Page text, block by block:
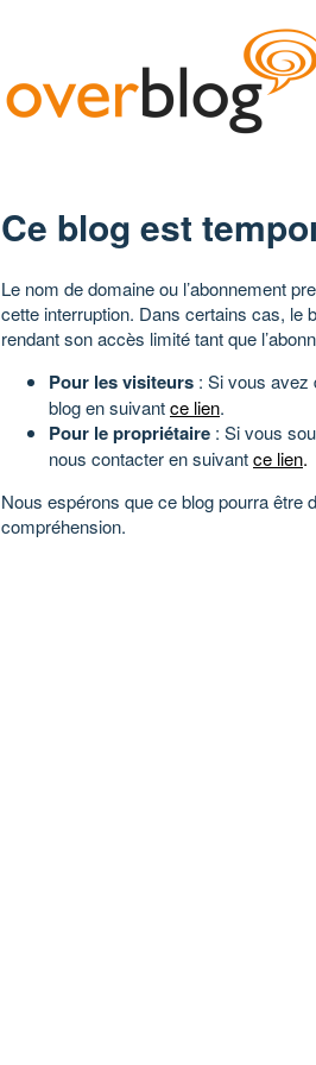
Ce blog est
Le nom de domaine ou l’abonnement
cette interruption. Dans certains cas, le
rendant son accès limité tant que
Pour les visiteurs : Si vous avez
blog en suivantce lien.
Pour le propriétaire : Si vous
nous contacter en suivantce lien.
Nous espérons que ce blog pourra
compréhension.